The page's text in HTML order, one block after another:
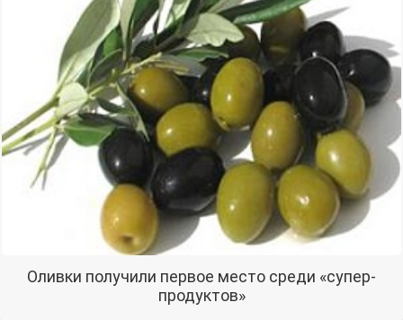
Оливки получили первое место среди «супер-
продуктов»